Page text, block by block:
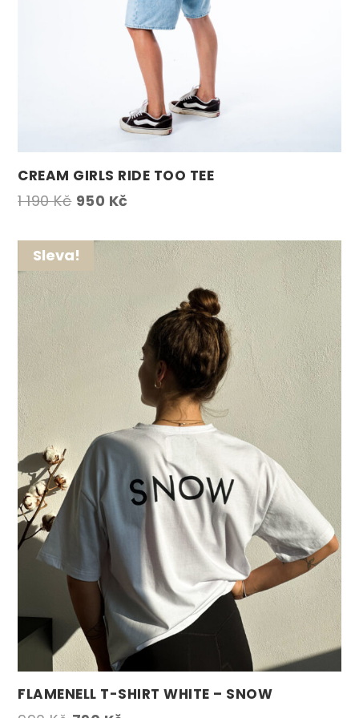
CREAM GIRLS RIDE TOO TEE
1 190Kč Původní
byla:
1
190 Kč.
950 KčAktuální
je:
950 Kč.
Sleva!
FLAMENELL T-SHIRT WHITE – SNOW